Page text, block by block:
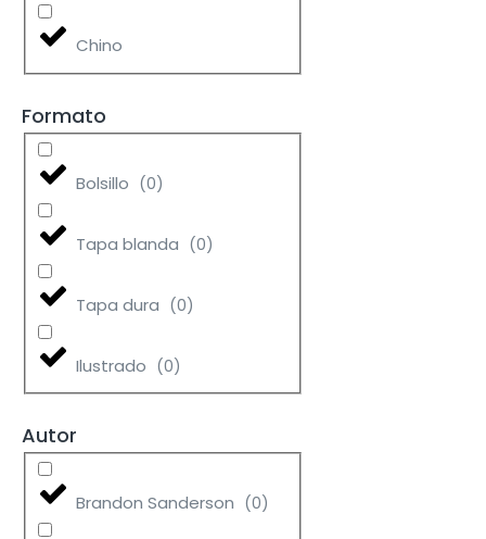
Chino
Formato
Bolsillo (0)
Tapa blanda (0)
Tapa dura (0)
Ilustrado (0)
Autor
Brandon Sanderson (0)